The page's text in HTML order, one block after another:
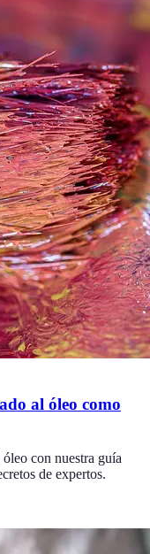
al óleo como
con nuestra guía
de expertos.